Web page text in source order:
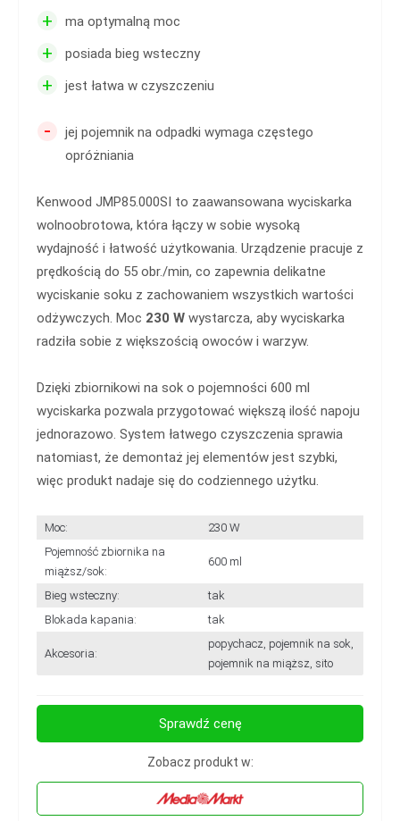
+ ma optymalną moc
+ posiada bieg wsteczny
+ jest łatwa w czyszczeniu
-
jej pojemnik na odpadki wymaga częstego
opróżniania
Kenwood JMP85.000SI to zaawansowana wyciskarka
wolnoobrotowa, która łączy w sobie wysoką
wydajność i łatwość użytkowania. Urządzenie pracuje z
prędkością do 55 obr./min, co zapewnia delikatne
wyciskanie soku z zachowaniem wszystkich wartości
odżywczych. Moc 230 W wystarcza, aby wyciskarka
radziła sobie z większością owoców i warzyw.
Dzięki zbiornikowi na sok o pojemności 600 ml
wyciskarka pozwala przygotować większą ilość napoju
jednorazowo. System łatwego czyszczenia sprawia
natomiast, że demontaż jej elementów jest szybki,
więc produkt nadaje się do codziennego użytku.
Moc:
230 W
Pojemność zbiornika na
miąższ/sok:
600 ml
Bieg wsteczny:
tak
Blokada kapania:
tak
Akcesoria:
popychacz, pojemnik na sok,
pojemnik na miąższ, sito
Sprawdź cenę
Zobacz produkt w: